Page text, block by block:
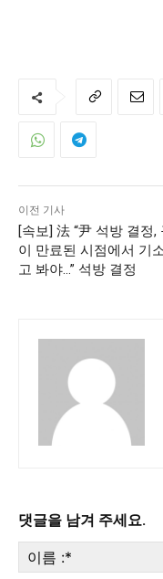
이전 기사
[속보] 法 “尹 석방 결정,
이 만료된 시점에서 기
고 봐야…” 석방 결정
댓글을 남겨 주세요.